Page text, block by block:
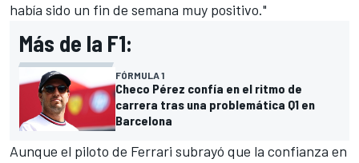
había sido un fin de semana muy positivo."
Más de la F1:
FÓRMULA 1
Checo Pérez confía en el ritmo de
carrera tras una problemática Q1 en
Barcelona
Aunque el piloto de Ferrari subrayó que la confianza en